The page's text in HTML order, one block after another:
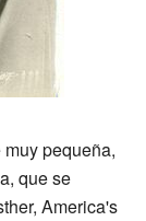
muy pequeña,
que se
America's